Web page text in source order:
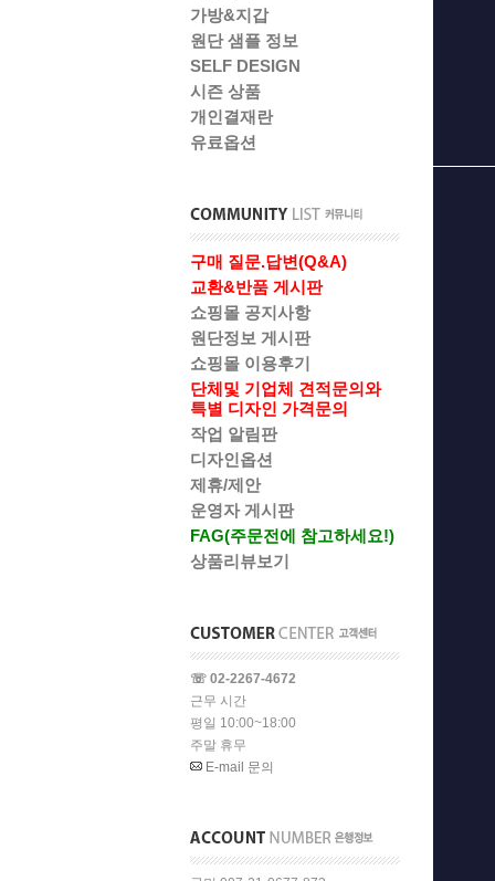
가방&지갑
원단 샘플 정보
SELF DESIGN
시즌 상품
개인결재란
유료옵션
구매 질문.답변(Q&A)
교환&반품 게시판
쇼핑몰 공지사항
원단정보 게시판
쇼핑몰 이용후기
단체및 기업체 견적문의와
특별 디자인 가격문의
작업 알림판
디자인옵션
제휴/제안
운영자 게시판
FAG(주문전에 참고하세요!)
상품리뷰보기
☏ 02-2267-4672
근무 시간
평일 10:00~18:00
주말 휴무
E-mail 문의